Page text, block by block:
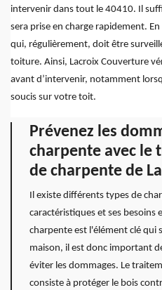
intervenir dans tout le 40410. Il
sera prise en charge rapidement.
qui, régulièrement, doit être
toiture. Ainsi, Lacroix Couverture
avant d’intervenir, notamment
soucis sur votre toit.
Prévenez les
charpente avec
de charpente de
Il existe différents types de
caractéristiques et ses besoins
charpente est l'élément clé
maison, il est donc important
éviter les dommages. Le
consiste à protéger le bois